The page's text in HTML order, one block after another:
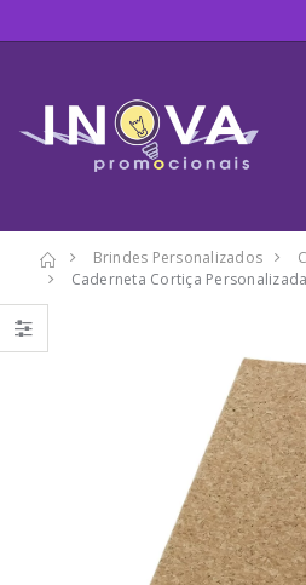
Brindes Personalizados
Caderneta Cortiça Personalizada